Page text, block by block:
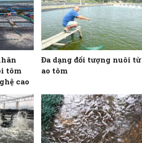
tôm
cao
Đa dạng đối tượng nuôi từ
ao tôm